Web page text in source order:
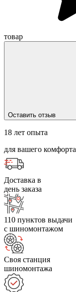
товар
Оставить отзыв
18 лет опыта
для вашего комфорта
Доставка в
день заказа
110 пунктов выдачи
с шиномонтажом
Своя станция
шиномонтажа